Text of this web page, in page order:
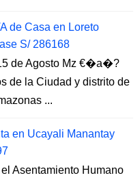
de Casa en Loreto
S/ 286168
de Agosto Mz €�a�?
de la Ciudad y distrito de
...
en Ucayali Manantay
Asentamiento Humano